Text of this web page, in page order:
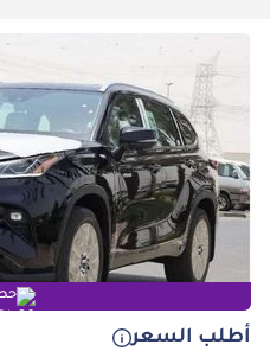
أطلب السعر